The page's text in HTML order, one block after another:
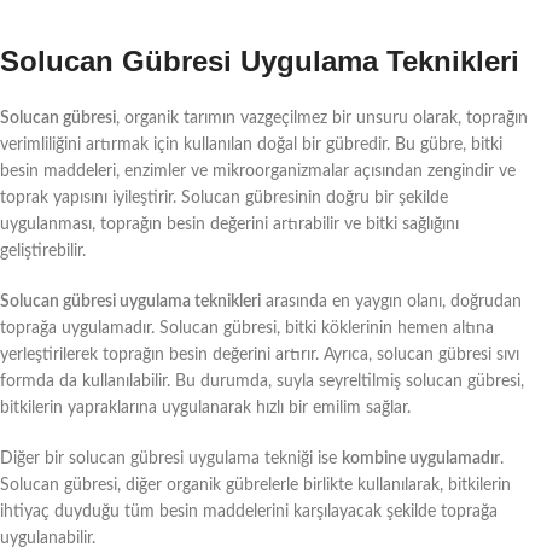
Solucan Gübresi Uygulama Teknikleri
Solucan gübresi, organik tarımın vazgeçilmez bir unsuru olarak, toprağın
verimliliğini artırmak için kullanılan doğal bir gübredir. Bu gübre, bitki
besin maddeleri, enzimler ve mikroorganizmalar açısından zengindir ve
toprak yapısını iyileştirir. Solucan gübresinin doğru bir şekilde
uygulanması, toprağın besin değerini artırabilir ve bitki sağlığını
geliştirebilir.
Solucan gübresi uygulama teknikleri arasında en yaygın olanı, doğrudan
toprağa uygulamadır. Solucan gübresi, bitki köklerinin hemen altına
yerleştirilerek toprağın besin değerini artırır. Ayrıca, solucan gübresi sıvı
formda da kullanılabilir. Bu durumda, suyla seyreltilmiş solucan gübresi,
bitkilerin yapraklarına uygulanarak hızlı bir emilim sağlar.
Diğer bir solucan gübresi uygulama tekniği ise kombine uygulamadır.
Solucan gübresi, diğer organik gübrelerle birlikte kullanılarak, bitkilerin
ihtiyaç duyduğu tüm besin maddelerini karşılayacak şekilde toprağa
uygulanabilir.